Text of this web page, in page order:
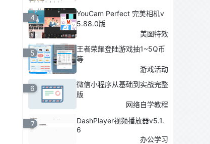
4
YouCam Perfect 完美相机v
5.88.0版
美图特效
5
王者荣耀登陆游戏抽1~5Q币
等
游戏活动
6
微信小程序从基础到实战完整
版
网络自学教程
7
DashPlayer视频播放器v5.1.
6
办公学习